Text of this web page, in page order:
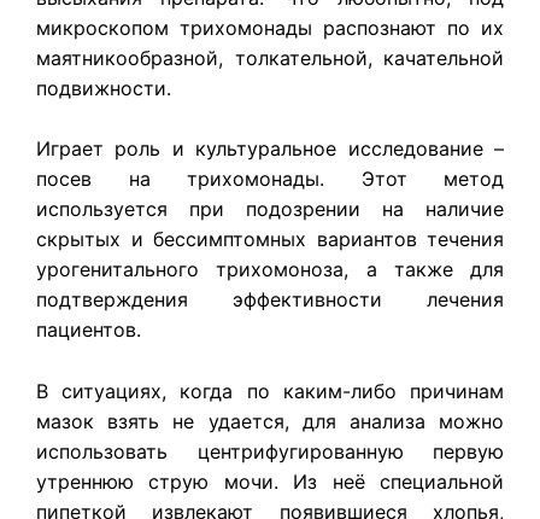
микроскопом трихомонады распознают по их
маятникообразной, толкательной, качательной
подвижности.
Играет роль и культуральное исследование –
посев на трихомонады. Этот метод
используется при подозрении на наличие
скрытых и бессимптомных вариантов течения
урогенитального трихомоноза, а также для
подтверждения эффективности лечения
пациентов.
В ситуациях, когда по каким-либо причинам
мазок взять не удается, для анализа можно
использовать центрифугированную первую
утреннюю струю мочи. Из неё специальной
пипеткой извлекают появившиеся хлопья,